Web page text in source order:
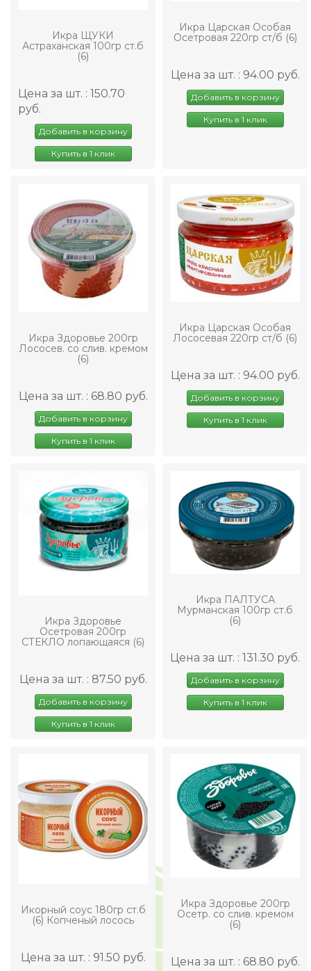
Икра ЩУКИ
Астраханская 100гр ст.б
(6)
Цена за шт. : 150.70
руб.
Добавить в корзину
Купить в 1 клик
Икра Царская Особая
Осетровая 220гр ст/б (6)
Цена за шт. : 94.00 руб.
Добавить в корзину
Купить в 1 клик
Икра Здоровье 200гр
Лососев. со слив. кремом
(6)
Цена за шт. : 68.80 руб.
Добавить в корзину
Купить в 1 клик
Икра Царская Особая
Лососевая 220гр ст/б (6)
Цена за шт. : 94.00 руб.
Добавить в корзину
Купить в 1 клик
Икра Здоровье
Осетровая 200гр
СТЕКЛО лопающаяся (6)
Цена за шт. : 87.50 руб.
Добавить в корзину
Купить в 1 клик
Икра ПАЛТУСА
Мурманская 100гр ст.б
(6)
Цена за шт. : 131.30 руб.
Добавить в корзину
Купить в 1 клик
Икорный соус 180гр ст.б
(6) Копченый лосось
Цена за шт. : 91.50 руб.
Икра Здоровье 200гр
Осетр. со слив. кремом
(6)
Цена за шт. : 68.80 руб.